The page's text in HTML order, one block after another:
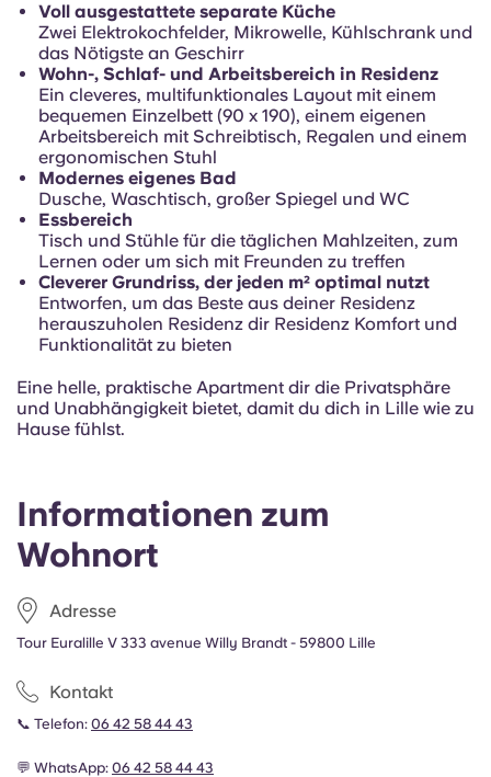
Informationen zum
Wohnort
Adresse
Tour Euralille V 333 avenue Willy Brandt - 59800 Lille
Kontakt
📞 Telefon: 06 42 58 44 43
💬 WhatsApp: 06 42 58 44 43
Voll ausgestattete separate Küche
Zwei Elektrokochfelder, Mikrowelle, Kühlschrank und
das Nötigste an Geschirr
Wohn-, Schlaf- und Arbeitsbereich in Residenz
Ein cleveres, multifunktionales Layout mit einem
bequemen Einzelbett (90 x 190), einem eigenen
Arbeitsbereich mit Schreibtisch, Regalen und einem
ergonomischen Stuhl
Modernes eigenes Bad
Dusche, Waschtisch, großer Spiegel und WC
Essbereich
Tisch und Stühle für die täglichen Mahlzeiten, zum
Lernen oder um sich mit Freunden zu treffen
Cleverer Grundriss, der jeden m² optimal nutzt
Entworfen, um das Beste aus deiner Residenz
herauszuholen Residenz dir Residenz Komfort und
Funktionalität zu bieten
Eine helle, praktische Apartment dir die Privatsphäre
und Unabhängigkeit bietet, damit du dich in Lille wie zu
Hause fühlst.